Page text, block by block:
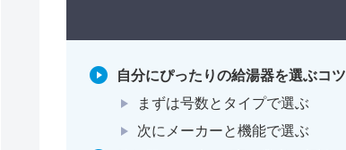
自分にぴったりの給湯器を選ぶコツ
まずは号数とタイプで選ぶ
次にメーカーと機能で選ぶ